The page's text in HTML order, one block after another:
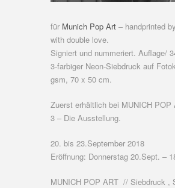
für Munich Pop Art – handprinted
with double love.
Signiert und nummeriert. Auflage/
3-farbiger Neon-Siebdruck auf
gsm, 70 x 50 cm.
Zuerst erhältlich bei MUNICH POP
3 – Die Ausstellung.
20. bis 23.September 2018
Eröffnung: Donnerstag 20.Sept. –
MUNICH POP ART // Siebdruck ,